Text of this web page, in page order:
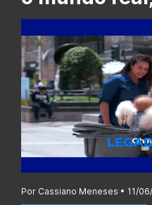
Por Cassiano Meneses • 11/06/